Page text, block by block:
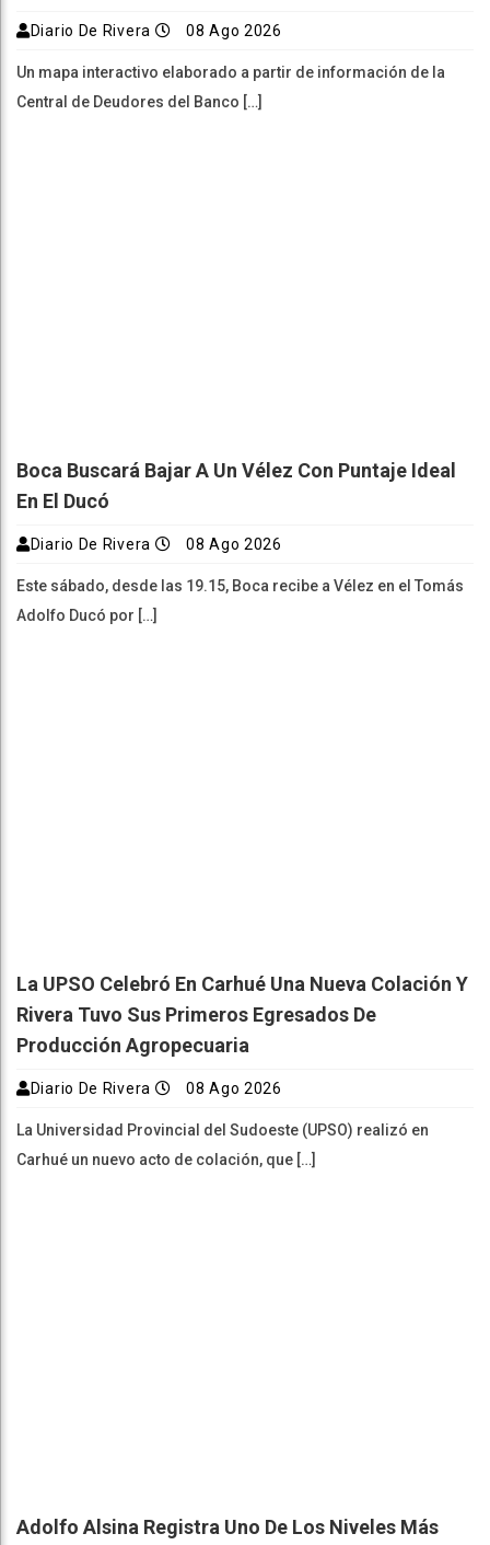
Diario De Rivera 08 Ago 2026
Un mapa interactivo elaborado a partir de información de la
Central de Deudores del Banco […]
Boca Buscará Bajar A Un Vélez Con Puntaje Ideal
En El Ducó
Diario De Rivera 08 Ago 2026
Este sábado, desde las 19.15, Boca recibe a Vélez en el Tomás
Adolfo Ducó por […]
La UPSO Celebró En Carhué Una Nueva Colación Y
Rivera Tuvo Sus Primeros Egresados De
Producción Agropecuaria
Diario De Rivera 08 Ago 2026
La Universidad Provincial del Sudoeste (UPSO) realizó en
Carhué un nuevo acto de colación, que […]
Adolfo Alsina Registra Uno De Los Niveles Más